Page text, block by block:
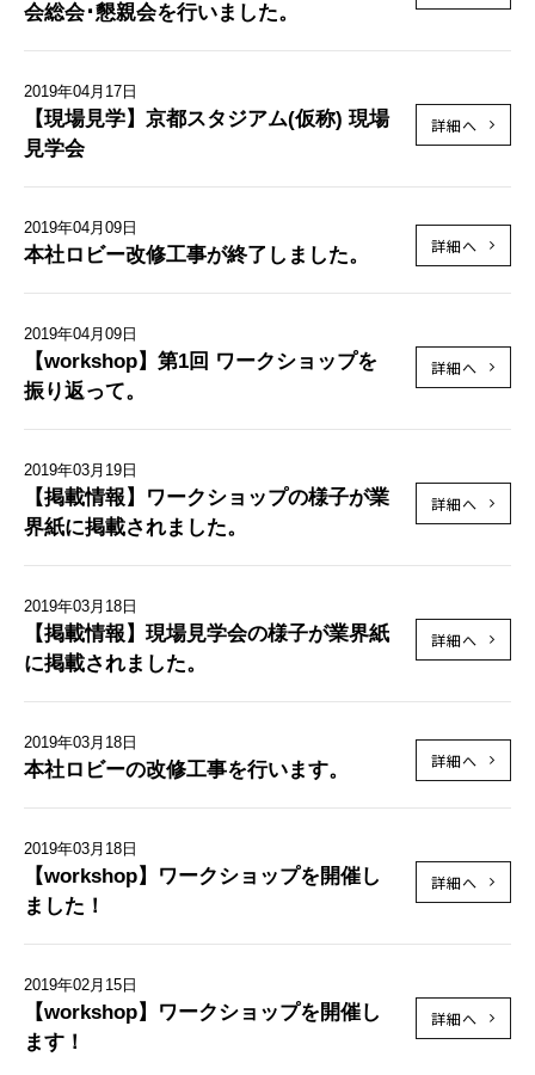
会総会･懇親会を行いました。
2019年04月17日
【現場見学】京都スタジアム(仮称) 現場
見学会
詳細へ
2019年04月09日
本社ロビー改修工事が終了しました。 詳細へ
2019年04月09日
【workshop】第1回 ワークショップを
振り返って。
詳細へ
2019年03月19日
【掲載情報】ワークショップの様子が業
界紙に掲載されました。
詳細へ
2019年03月18日
【掲載情報】現場見学会の様子が業界紙
に掲載されました。
詳細へ
2019年03月18日
本社ロビーの改修工事を行います。 詳細へ
2019年03月18日
【workshop】ワークショップを開催し
ました！
詳細へ
2019年02月15日
【workshop】ワークショップを開催し
ます！
詳細へ